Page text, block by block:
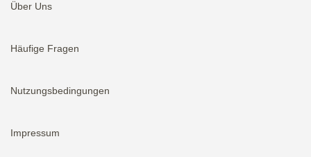
Über Uns
Häufige Fragen
Nutzungsbedingungen
Impressum